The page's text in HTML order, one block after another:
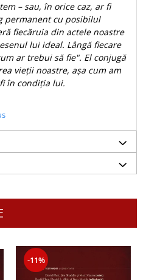
– sau, în orice caz, ar fi
permanent cu posibilul
fiecăruia din actele noastre
lui ideal. Lângă fiecare
ar trebui să fie". El conjugă
vieţii noastre, aşa cum am
în condiţia lui.
-11%